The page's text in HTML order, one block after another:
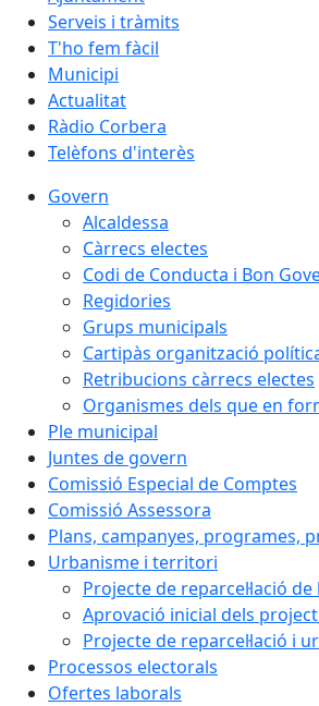
Serveis i tràmits
T'ho fem fàcil
Municipi
Actualitat
Ràdio Corbera
Telèfons d'interès
Govern
Alcaldessa
Càrrecs electes
Codi de Conducta i Bon
Regidories
Grups municipals
Cartipàs organització
Retribucions càrrecs electes
Organismes dels que en
Ple municipal
Juntes de govern
Comissió Especial de Comptes
Comissió Assessora
Plans, campanyes, programes,
Urbanisme i territori
Projecte de reparcel·lació
Aprovació inicial dels
Projecte de reparcel·lació i
Processos electorals
Ofertes laborals